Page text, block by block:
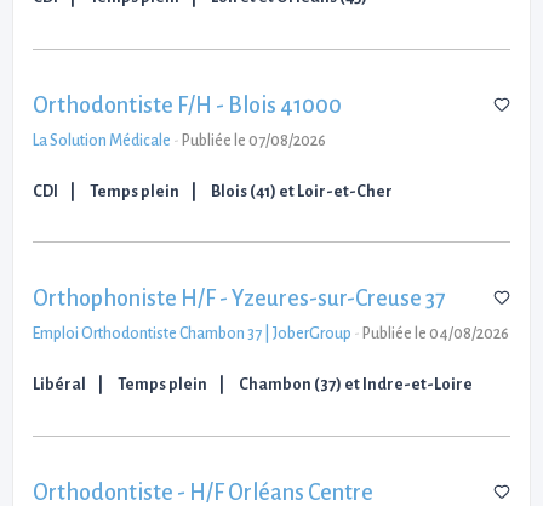
Orthodontiste F/H - Blois 41000
La Solution Médicale - Publiée le 07/08/2026
CDI Temps plein Blois (41) et Loir-et-Cher
Orthophoniste H/F - Yzeures-sur-Creuse 37
Emploi Orthodontiste Chambon 37 | JoberGroup - Publiée le 04/08/2026
Libéral Temps plein Chambon (37) et Indre-et-Loire
Orthodontiste - H/F Orléans Centre